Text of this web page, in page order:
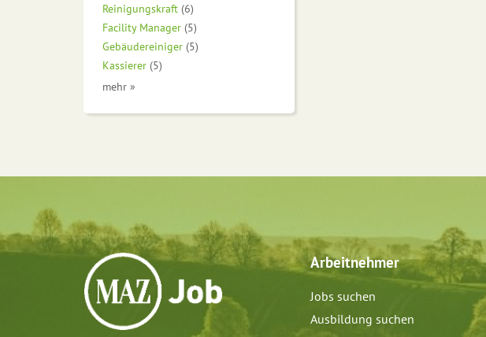
Reinigungskraft (6)
Facility Manager (5)
Gebäudereiniger (5)
Kassierer (5)
mehr »
Arbeitnehmer
Jobs suchen
Ausbildung suchen